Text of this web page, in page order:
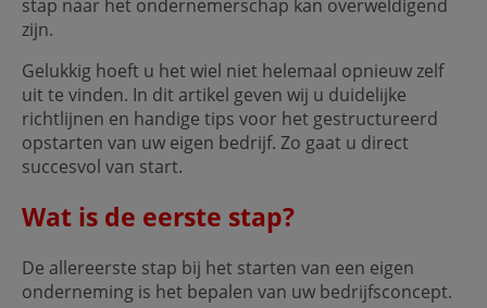
stap naar het ondernemerschap kan overweldigend
zijn.
Gelukkig hoeft u het wiel niet helemaal opnieuw zelf
uit te vinden. In dit artikel geven wij u duidelijke
richtlijnen en handige tips voor het gestructureerd
opstarten van uw eigen bedrijf. Zo gaat u direct
succesvol van start.
Wat is de eerste stap?
De allereerste stap bij het starten van een eigen
onderneming is het bepalen van uw bedrijfsconcept.